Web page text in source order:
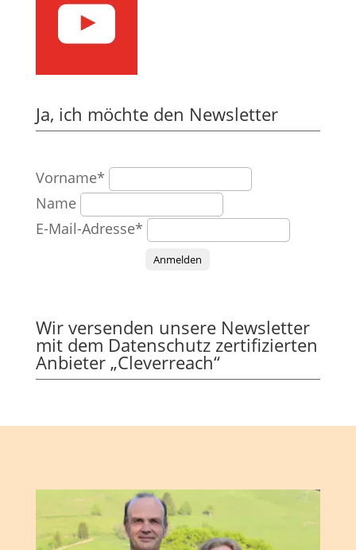
Ja, ich möchte den Newsletter
Vorname*
Name
E-Mail-Adresse*
Anmelden
Wir versenden unsere Newsletter
mit dem Datenschutz zertifizierten
Anbieter „Cleverreach“